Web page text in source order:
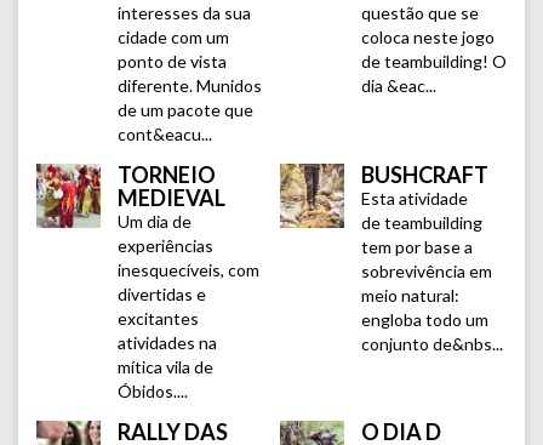
interesses da sua
cidade com um
ponto de vista
diferente. Munidos
de um pacote que
cont&eacu...
questão que se
coloca neste jogo
de teambuilding! O
dia &eac...
TORNEIO
MEDIEVAL
Um dia de
experiências
inesquecíveis, com
divertidas e
excitantes
atividades na
mítica vila de
Óbidos....
BUSHCRAFT
Esta atividade
de teambuilding
tem por base a
sobrevivência em
meio natural:
engloba todo um
conjunto de&nbs...
RALLY DAS
O DIA D